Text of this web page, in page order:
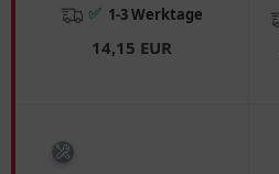
✅ 1-3 Werktage
14,15 EUR